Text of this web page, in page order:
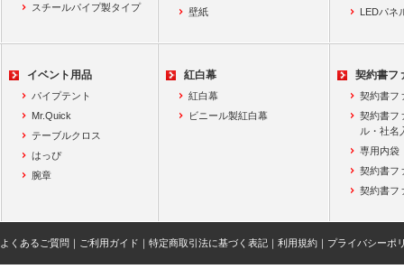
スチールパイプ製タイプ
壁紙
LEDパネ
イベント用品
パイプテント
Mr.Quick
テーブルクロス
はっぴ
腕章
紅白幕
紅白幕
ビニール製紅白幕
契約書フ
契約書フ
契約書フ
ル・社名
専用内袋
契約書フ
契約書フ
よくあるご質問 ご利用ガイド 特定商取引法に基づく表記 利用規約 プライバシーポ